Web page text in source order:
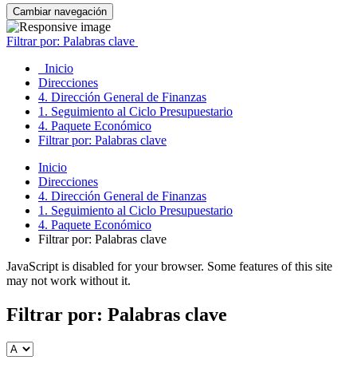
Cambiar navegación
Filtrar por: Palabras clave
Inicio
Direcciones
4. Dirección General de Finanzas
1. Seguimiento al Ciclo Presupuestario
4. Paquete Económico
Filtrar por: Palabras clave
Inicio
Direcciones
4. Dirección General de Finanzas
1. Seguimiento al Ciclo Presupuestario
4. Paquete Económico
Filtrar por: Palabras clave
JavaScript is disabled for your browser. Some features of this site
may not work without it.
Filtrar por: Palabras clave